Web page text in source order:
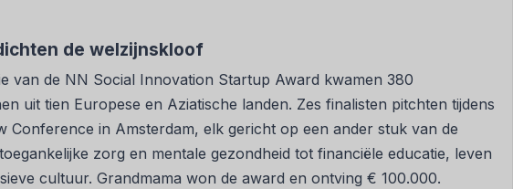
de welzijnskloof
van de NN Social Innovation Startup Award kwamen 380
uit tien Europese en Aziatische landen. Zes finalisten pitchten tijdens
Conference in Amsterdam, elk gericht op een ander stuk van de
zorg en mentale gezondheid tot financiële educatie, leven
cultuur. Grandmama won de award en ontving € 100.000.